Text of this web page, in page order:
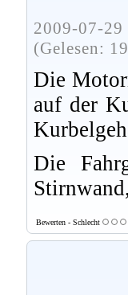
2009-07-
(Gelesen:
Die
auf der
Die
Bewerten - Schlecht